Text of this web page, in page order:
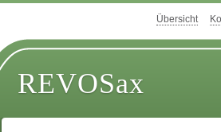
Übersicht
REVOSax